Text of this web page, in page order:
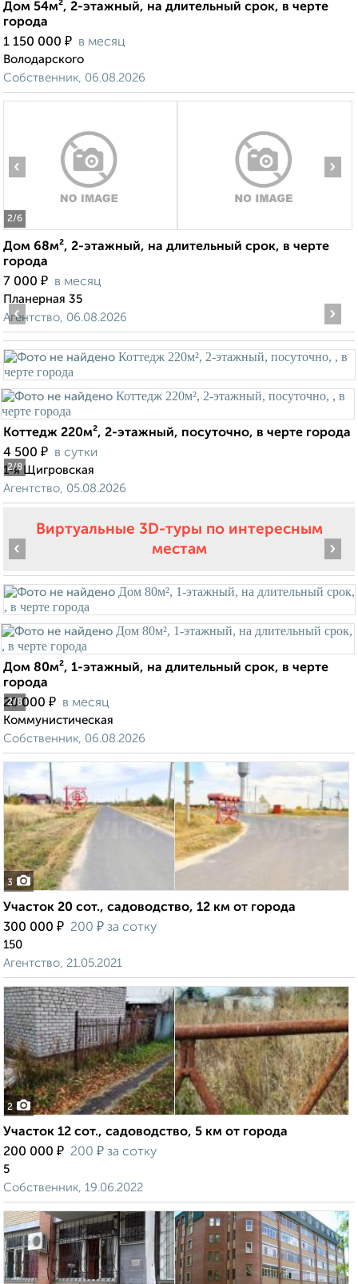
Дом 54м², 2-этажный, на длительный срок, в черте
города
1 150 000 ₽ в месяц
Володарского
Собственник, 06.08.2026
2/6
‹ ›
Дом 68м², 2-этажный, на длительный срок, в черте
города
7 000 ₽ в месяц
Планерная 35
Агентство, 06.08.2026
2/8
‹ ›
Коттедж 220м², 2-этажный, посуточно, в черте города
4 500 ₽ в сутки
1-я Щигровская
Агентство, 05.08.2026
Виртуальные 3D-туры по интересным
местам
2/8
‹ ›
Дом 80м², 1-этажный, на длительный срок, в черте
города
20 000 ₽ в месяц
Коммунистическая
Собственник, 06.08.2026
3
Участок 20 сот., садоводство, 12 км от города
300 000 ₽ 200 ₽ за сотку
150
Агентство, 21.05.2021
2
Участок 12 сот., садоводство, 5 км от города
200 000 ₽ 200 ₽ за сотку
5
Собственник, 19.06.2022